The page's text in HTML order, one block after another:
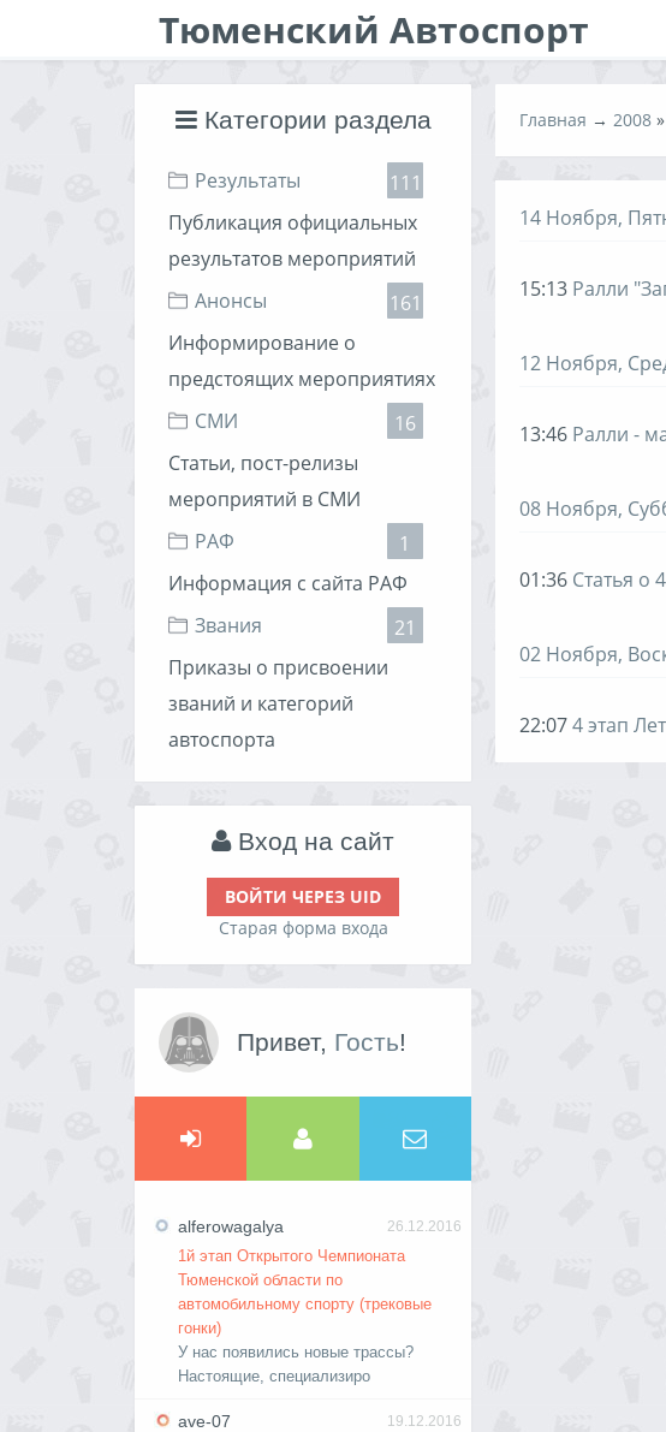
Тюменский Автоспорт
Категории раздела
Результаты
111
Публикация официальных
результатов мероприятий
Анонсы
161
Информирование о
предстоящих мероприятиях
СМИ
16
Статьи, пост-релизы
мероприятий в СМИ
РАФ
1
Информация с сайта РАФ
Звания
21
Приказы о присвоении
званий и категорий
автоспорта
Вход на сайт
ВОЙТИ ЧЕРЕЗ UID
Старая форма входа
Привет, Гость!
26.12.2016
alferowagalya
1й этап Открытого Чемпионата
Тюменской области по
автомобильному спорту (трековые
гонки)
У нас появились новые трассы?
Настоящие, специализиро
19.12.2016
ave-07
Главная → 2008 »
14 Ноября,
15:13 Ралли
12 Ноября,
13:46 Ралли -
08 Ноября,
01:36 Статья о
02 Ноября,
22:074 этап